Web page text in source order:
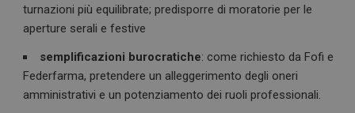
turnazioni più equilibrate; predisporre di moratorie per le
aperture serali e festive
semplificazioni burocratiche: come richiesto da Fofi e
Federfarma, pretendere un alleggerimento degli oneri
amministrativi e un potenziamento dei ruoli professionali.